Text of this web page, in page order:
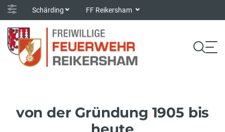
Schärding FF Reikersham
von der Gründung 1905 bis